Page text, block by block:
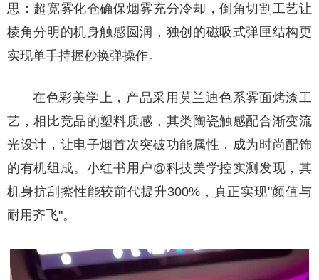
思：超宽雾化仓确保烟雾充分冷却，倒角切割工艺让
棱角分明的机身触感圆润，独创的磁吸式弹匣结构更
实现单手持握秒换弹操作。
在色彩美学上，产品采用莫兰迪色系雾面烤漆工
艺，相比竞品的塑料质感，其类陶瓷触感配合渐变流
光设计，让电子烟首次突破功能属性，成为时尚配饰
的有机组成。小红书用户@科技美学控实测发现，其
机身抗刮擦性能较前代提升300%，真正实现"颜值与
耐用齐飞"。